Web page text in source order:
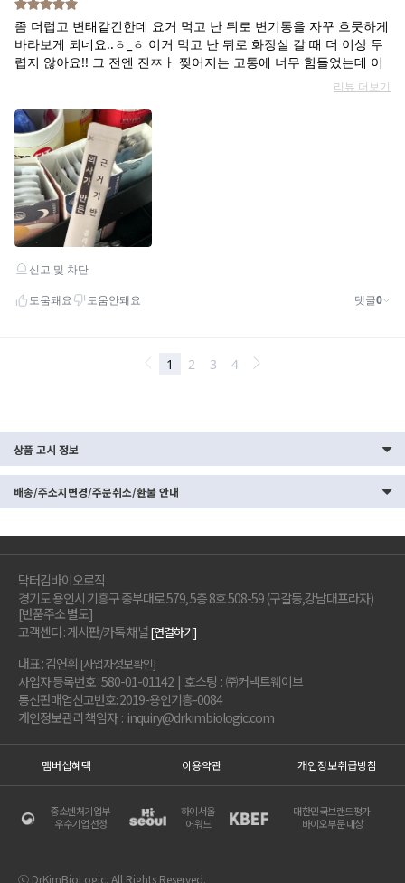
상품 고시 정보
배송/주소지변경/주문취소/환불 안내
닥터김바이오로직
경기도 용인시 기흥구 중부대로 579, 5층 8호 508-59 (구갈동,강남대프라자)
[반품주소 별도]
고객센터 : 게시판/카톡 채널[연결하기]
대표 : 김연휘 [사업자정보확인]
사업자 등록번호 : 580-01-01142 | 호스팅 : ㈜커넥트웨이브
통신판매업신고번호: 2019-용인기흥-0084
개인정보관리 책임자 : inquiry@drkimbiologic.com
멤버십혜택 이용약관 개인정보취급방침
중소벤처기업부
우수기업 선정
하이서울
어워드
대한민국브랜드평가
바이오부문 대상
ⓒ DrKimBioLogic. All Rights Reserved.